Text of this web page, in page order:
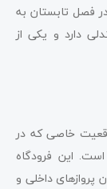
فصل تابستان به
دارد و یکی از
خاصی که در
است. این فرودگاه
پروازهای داخلی و